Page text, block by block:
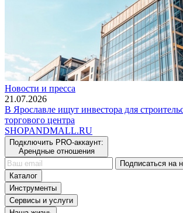
Новости и пресса
21.07.2026
В Ярославле ищут инвестора для
торгового центра
SHOPANDMALL.RU
Подключить PRO-аккаунт:
Арендные отношения
Подписаться на
Каталог
Инструменты
Сервисы и услуги